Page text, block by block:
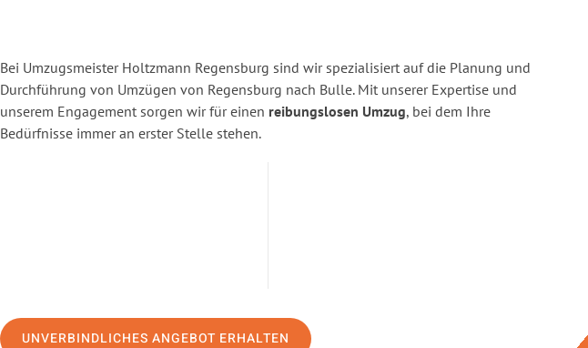
Bei Umzugsmeister Holtzmann Regensburg sind wir spezialisiert auf die Planung und
Durchführung von Umzügen von Regensburg nach Bulle. Mit unserer Expertise und
unserem Engagement sorgen wir für einen reibungslosen Umzug, bei dem Ihre
Bedürfnisse immer an erster Stelle stehen.
UNVERBINDLICHES ANGEBOT ERHALTEN